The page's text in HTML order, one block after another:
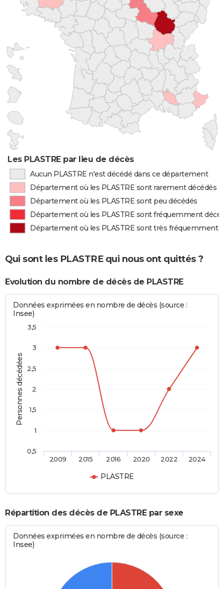
Les PLASTRE par lieu de décès
Aucun PLASTRE n'est décédé dans ce département
Département où les PLASTRE sont rarement décédés
Département où les PLASTRE sont peu décédés
Département où les PLASTRE sont fréquemment
Département où les PLASTRE sont très fréquemment
Qui sont les PLASTRE qui nous ont quittés ?
Evolution du nombre de décès de PLASTRE
Personnes décédées
Données exprimées en nombre de décès (source :
Insee)
PLASTRE
2009 2015 2016 2020 2022 2024
0,5
1
1,5
2
2,5
3
3,5
Répartition des décès de PLASTRE par sexe
Données exprimées en nombre de décès (source :
Insee)